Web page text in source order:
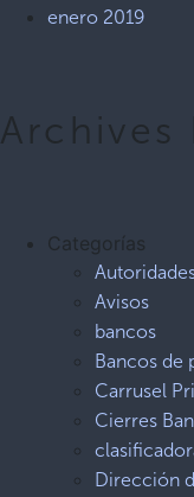
enero 2019
Archives
Categorías
Avisos
bancos
Bancos de
Carrusel
Cierres
Dirección